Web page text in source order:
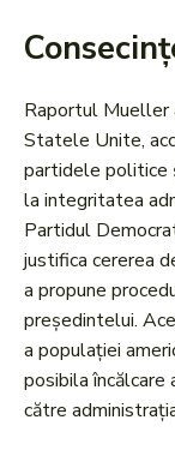
Raportul Mueller
Statele Unite,
partidele politice
la integritatea
Partidul
justifica cererea
a propune
președintelui.
a populației
posibila încălcare
către